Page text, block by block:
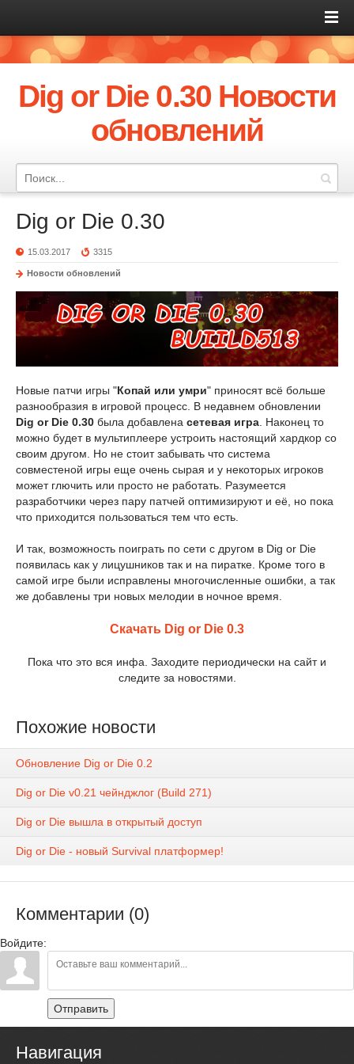
Dig or Die 0.30 Новости
обновлений
Dig or Die 0.30
15.03.2017 3315
Новости обновлений
Новые патчи игры "Копай или умри" приносят всё больше
разнообразия в игровой процесс. В недавнем обновлении
Dig or Die 0.30 была добавлена сетевая игра . Наконец то
можно будет в мультиплеере устроить настоящий хардкор со
своим другом. Но не стоит забывать что система
совместеной игры еще очень сырая и у некоторых игроков
может глючить или просто не работать. Разумеется
разработчики через пару патчей оптимизируют и её, но пока
что приходится пользоваться тем что есть.
И так, возможность поиграть по сети с другом в Dig or Die
появилась как у лицушников так и на пиратке. Кроме того в
самой игре были исправлены многочисленные ошибки, а так
же добавлены три новых мелодии в ночное время.
Скачать Dig or Die 0.3
Пока что это вся инфа. Заходите периодически на сайт и
следите за новостями.
Похожие новости
Обновление Dig or Die 0.2
Dig or Die v0.21 чейнджлог (Build 271)
Dig or Die вышла в открытый доступ
Dig or Die - новый Survival платформер!
Комментарии (0)
Войдите:
Отправить
Навигация